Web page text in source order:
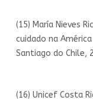
(15) María Nieves
cuidado na
Santiago do Chile,
(16) Unicef Costa